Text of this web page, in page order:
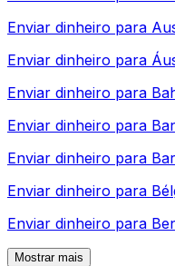
Enviar dinheiro para
Enviar dinheiro para
Enviar dinheiro para
Enviar dinheiro para
Enviar dinheiro para
Enviar dinheiro para
Enviar dinheiro para
Mostrar mais